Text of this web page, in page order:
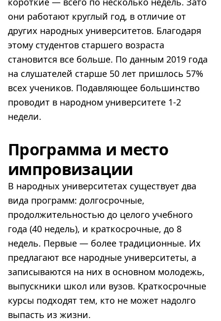
они работают круглый год, в отличие от
других народных университетов. Благодаря
этому студентов старшего возраста
становится все больше. По данным 2019 года
на слушателей старше 50 лет пришлось 57%
всех учеников. Подавляющее большинство
проводит в народном университете 1-2
недели.
Программа и место
импровизации
В народных университетах существует два
вида программ: долгосрочные,
продолжительностью до целого учебного
года (40 недель), и краткосрочные, до 8
недель. Первые — более традиционные. Их
предлагают все народные университеты, а
записываются на них в основном молодежь,
выпускники школ или вузов. Краткосрочные
курсы подходят тем, кто не может надолго
выпасть из жизни.